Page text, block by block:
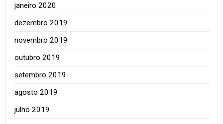
janeiro 2020
dezembro 2019
novembro 2019
outubro 2019
setembro 2019
agosto 2019
julho 2019